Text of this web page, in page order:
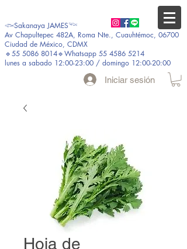
𓆟Sakanaya JAMES𓆝
Av Chapultepec 482A, Roma Nte., Cuauhtémoc, 06700
Ciudad de México, CDMX
🔹55 5086 8014🔹Whatsapp 55 4586 5214
lunes a sabado 12:00-23:00 / domingo 12:00-20:00
Iniciar sesión
Hoja de